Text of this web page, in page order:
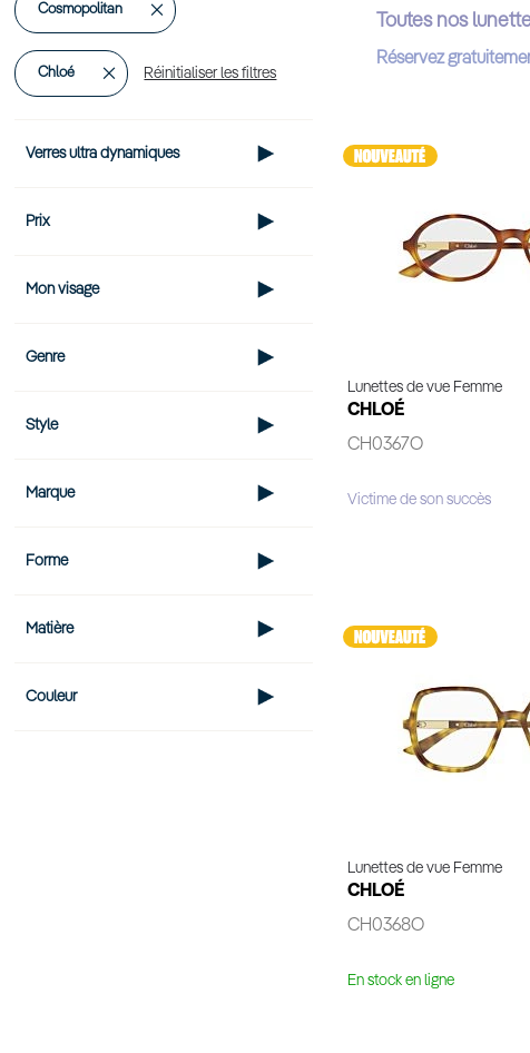
Toutes nos
Réservez
Lunettes de vue Femme
CHLOÉ
CH0367O
Victime de son succès
Lunettes de vue Femme
CHLOÉ
CH0368O
En stock en ligne
Verres ultra dynamiques
Prix
Mon visage
Genre
Style
Marque
Forme
Matière
Couleur
Élément
Cosmopolitan Supprimer
Chloé Supprimer
Élément
Réinitialiser les filtres